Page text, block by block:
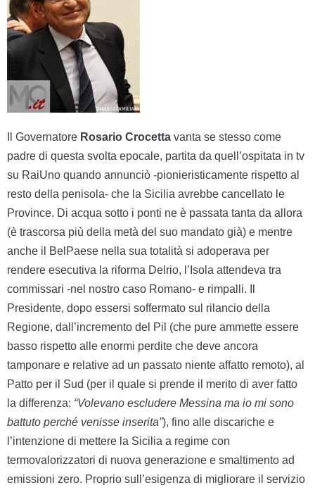
Il Governatore Rosario Crocetta vanta se stesso come
padre di questa svolta epocale, partita da quell’ospitata in tv
su RaiUno quando annunciò -pionieristicamente rispetto al
resto della penisola- che la Sicilia avrebbe cancellato le
Province. Di acqua sotto i ponti ne è passata tanta da allora
(è trascorsa più della metà del suo mandato già) e mentre
anche il BelPaese nella sua totalità si adoperava per
rendere esecutiva la riforma Delrio, l’Isola attendeva tra
commissari -nel nostro caso Romano- e rimpalli. Il
Presidente, dopo essersi soffermato sul rilancio della
Regione, dall’incremento del Pil (che pure ammette essere
basso rispetto alle enormi perdite che deve ancora
tamponare e relative ad un passato niente affatto remoto), al
Patto per il Sud (per il quale si prende il merito di aver fatto
la differenza: “Volevano escludere Messina ma io mi sono
battuto perché venisse inserita”), fino alle discariche e
l’intenzione di mettere la Sicilia a regime con
termovalorizzatori di nuova generazione e smaltimento ad
emissioni zero. Proprio sull’esigenza di migliorare il servizio